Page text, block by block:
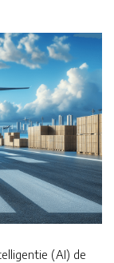
(AI) de